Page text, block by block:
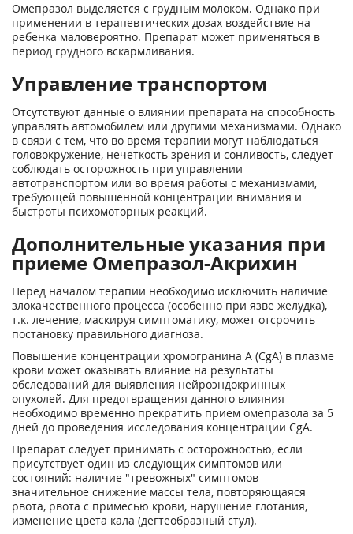
Омепразол выделяется с грудным молоком. Однако при
применении в терапевтических дозах воздействие на
ребенка маловероятно. Препарат может применяться в
период грудного вскармливания.
Управление транспортом
Отсутствуют данные о влиянии препарата на способность
управлять автомобилем или другими механизмами. Однако
в связи с тем, что во время терапии могут наблюдаться
головокружение, нечеткость зрения и сонливость, следует
соблюдать осторожность при управлении
автотранспортом или во время работы с механизмами,
требующей повышенной концентрации внимания и
быстроты психомоторных реакций.
Дополнительные указания при
приеме Омепразол-Акрихин
Перед началом терапии необходимо исключить наличие
злокачественного процесса (особенно при язве желудка),
т.к. лечение, маскируя симптоматику, может отсрочить
постановку правильного диагноза.
Повышение концентрации хромогранина A (CgA) в плазме
крови может оказывать влияние на результаты
обследований для выявления нейроэндокринных
опухолей. Для предотвращения данного влияния
необходимо временно прекратить прием омепразола за 5
дней до проведения исследования концентрации CgA.
Препарат следует принимать с осторожностью, если
присутствует один из следующих симптомов или
состояний: наличие "тревожных" симптомов -
значительное снижение массы тела, повторяющаяся
рвота, рвота с примесью крови, нарушение глотания,
изменение цвета кала (дегтеобразный стул).